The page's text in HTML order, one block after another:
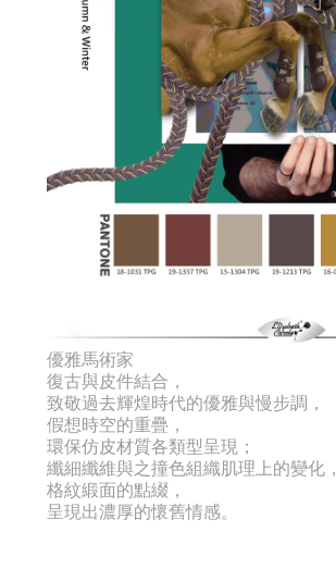
優雅馬術家
復古與皮件結合，
致敬過去輝煌時代的優雅與慢步調，
假想時空的重疊，
環保仿皮材質各類型呈現；
纖細纖維與之撞色組織肌理上的變化，
格紋緞面的點綴，
呈現出濃厚的懷舊情感。